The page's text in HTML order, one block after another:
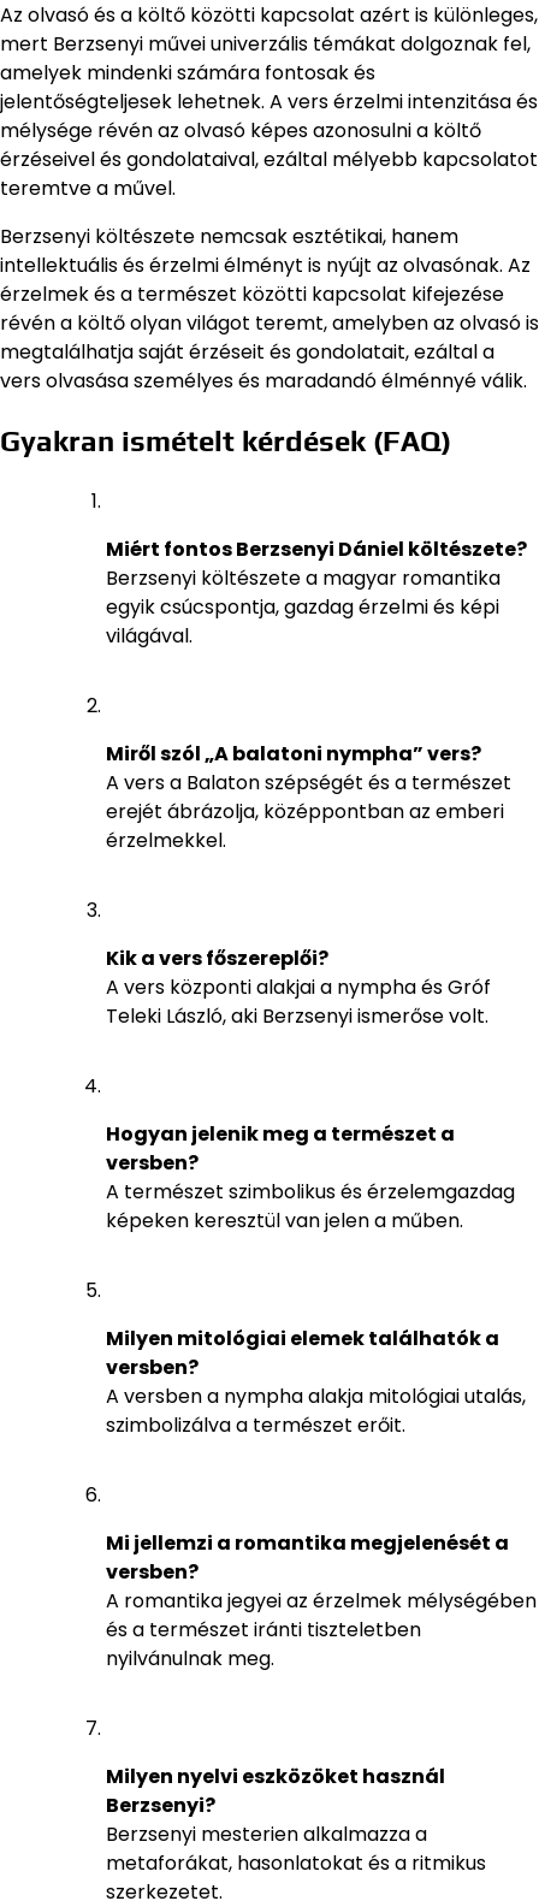
Az olvasó és a költő közötti kapcsolat azért is különleges,
mert Berzsenyi művei univerzális témákat dolgoznak fel,
amelyek mindenki számára fontosak és
jelentőségteljesek lehetnek. A vers érzelmi intenzitása és
mélysége révén az olvasó képes azonosulni a költő
érzéseivel és gondolataival, ezáltal mélyebb kapcsolatot
teremtve a művel.
Berzsenyi költészete nemcsak esztétikai, hanem
intellektuális és érzelmi élményt is nyújt az olvasónak. Az
érzelmek és a természet közötti kapcsolat kifejezése
révén a költő olyan világot teremt, amelyben az olvasó is
megtalálhatja saját érzéseit és gondolatait, ezáltal a
vers olvasása személyes és maradandó élménnyé válik.
Gyakran ismételt kérdések (FAQ)
Miért fontos Berzsenyi Dániel költészete?
Berzsenyi költészete a magyar romantika
egyik csúcspontja, gazdag érzelmi és képi
világával.
Miről szól „A balatoni nympha” vers?
A vers a Balaton szépségét és a természet
erejét ábrázolja, középpontban az emberi
érzelmekkel.
Kik a vers főszereplői?
A vers központi alakjai a nympha és Gróf
Teleki László, aki Berzsenyi ismerőse volt.
Hogyan jelenik meg a természet a
versben?
A természet szimbolikus és érzelemgazdag
képeken keresztül van jelen a műben.
Milyen mitológiai elemek találhatók a
versben?
A versben a nympha alakja mitológiai utalás,
szimbolizálva a természet erőit.
Mi jellemzi a romantika megjelenését a
versben?
A romantika jegyei az érzelmek mélységében
és a természet iránti tiszteletben
nyilvánulnak meg.
Milyen nyelvi eszközöket használ
Berzsenyi?
Berzsenyi mesterien alkalmazza a
metaforákat, hasonlatokat és a ritmikus
szerkezetet.